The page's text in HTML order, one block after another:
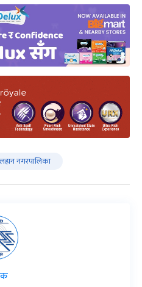
लहान नगरपालिका